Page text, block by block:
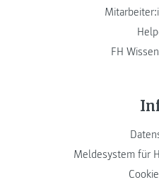
FH
Meldesystem für